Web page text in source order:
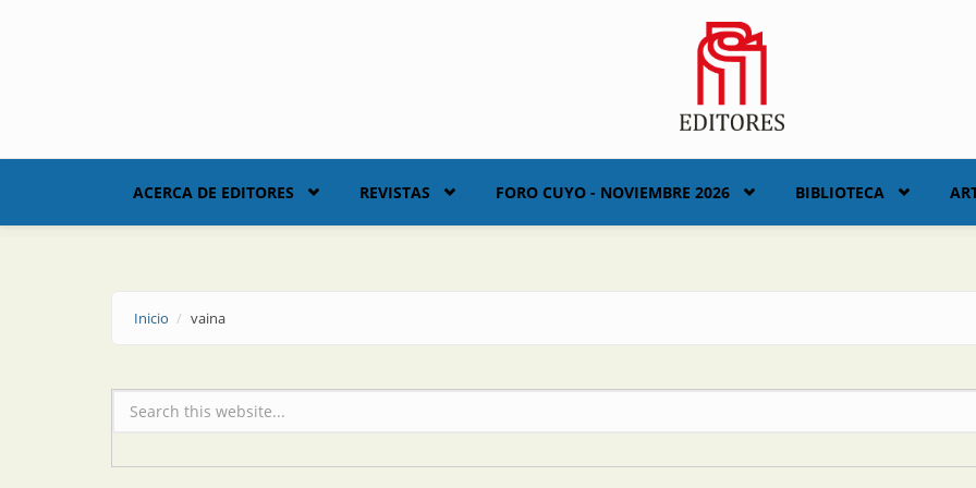
ACERCA DE EDITORES REVISTAS FORO CUYO - NOVIEMBRE 2026 BIBLIOTECA
Inicio vaina
Formulario de búsqueda